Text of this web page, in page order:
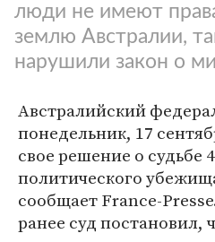
люди не имеют
землю Австралии,
нарушили закон о
Австралийский
понедельник, 17
свое решение о судьбе
политического
сообщает France-
ранее суд постановил,